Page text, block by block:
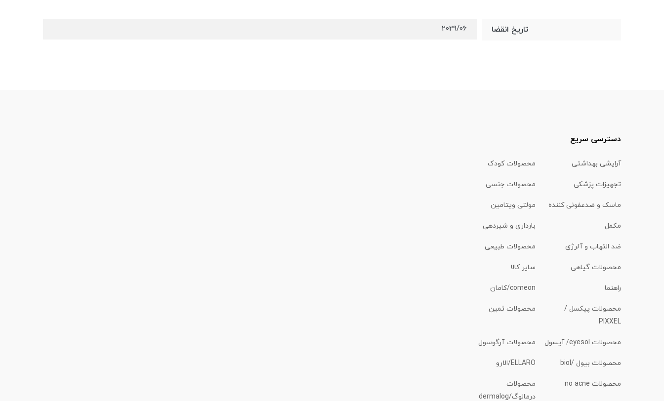
تاریخ انقضا 2029/06
دسترسی سریع
آرایشی بهداشتی محصولات کودک
تجهیزات پزشکی محصولات جنسی
ماسک و ضدعفونی کننده مولتی ویتامین
مکمل بارداری و شیردهی
ضد التهاب و آلرژی محصولات طبیعی
محصولات گیاهی سایر کالا
راهنما comeon/کامان
محصولات پیکسل /
PIXXEL
محصولات ثمین
محصولات eyesol/ آیسول محصولات آرگوسول
محصولات بیول /biol ELLARO/الارو
محصولات no acne
محصولات
درمالوگ/dermalog